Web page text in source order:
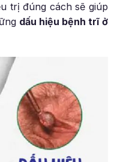
trị đúng cách sẽ giúp
dấu hiệu bệnh trĩ ở